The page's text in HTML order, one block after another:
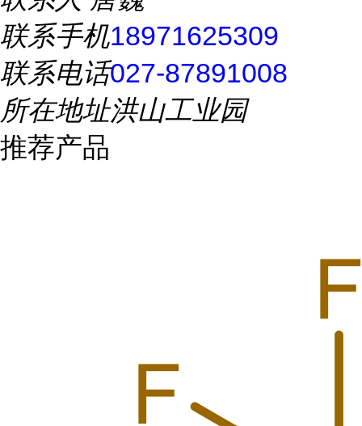
联系手机18971625309
联系电话027-87891008
所在地址洪山工业园
推荐产品